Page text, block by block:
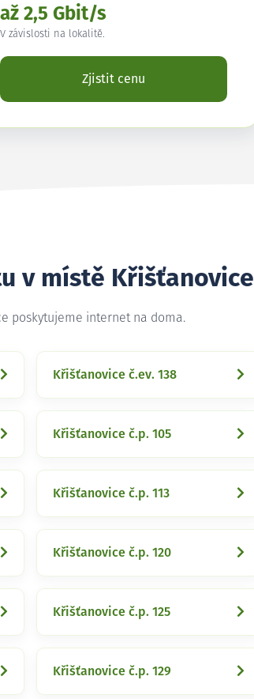
až 2,5 Gbit/s
V závislosti na lokalitě.
Zjistit cenu
v místě Křišťanovice
poskytujeme internet na doma.
Křišťanovice č.ev. 138
Křišťanovice č.p. 105
Křišťanovice č.p. 113
Křišťanovice č.p. 120
Křišťanovice č.p. 125
Křišťanovice č.p. 129